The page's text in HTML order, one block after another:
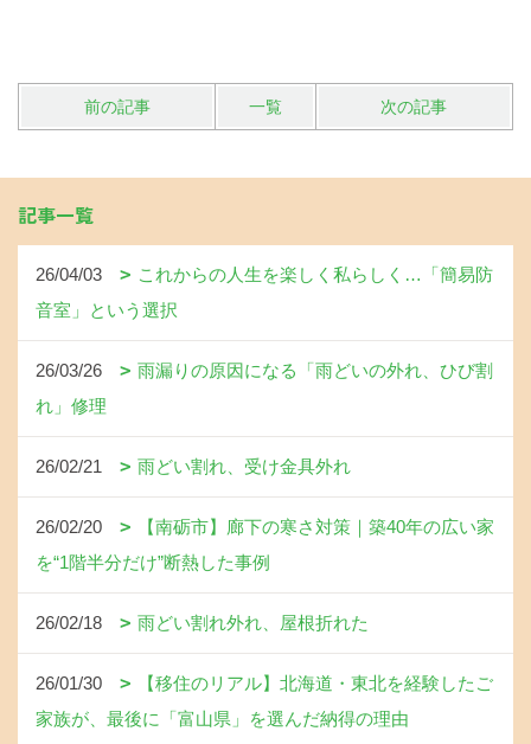
前の記事 一覧 次の記事
記事一覧
26/04/03
これからの人生を楽しく私らしく…「簡易防
音室」という選択
26/03/26
雨漏りの原因になる「雨どいの外れ、ひび割
れ」修理
26/02/21 雨どい割れ、受け金具外れ
26/02/20
【南砺市】廊下の寒さ対策｜築40年の広い家
を“1階半分だけ”断熱した事例
26/02/18 雨どい割れ外れ、屋根折れた
26/01/30
【移住のリアル】北海道・東北を経験したご
家族が、最後に「富山県」を選んだ納得の理由